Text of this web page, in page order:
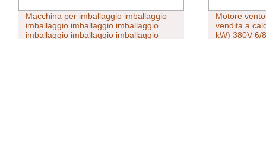
Macchina per imballaggio imballaggio
imballaggio imballaggio imballaggio
imballaggio imballaggio imballaggio
Motore
vendita a
kW) 380V 6/